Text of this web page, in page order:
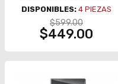
AC-936453
DISPONIBLES: 4 PIEZAS
$599.00
$449.00